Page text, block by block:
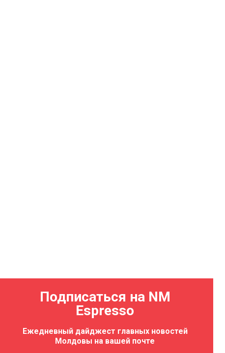
Подписаться на NM
Espresso
Ежедневный дайджест главных новостей
Молдовы на вашей почте